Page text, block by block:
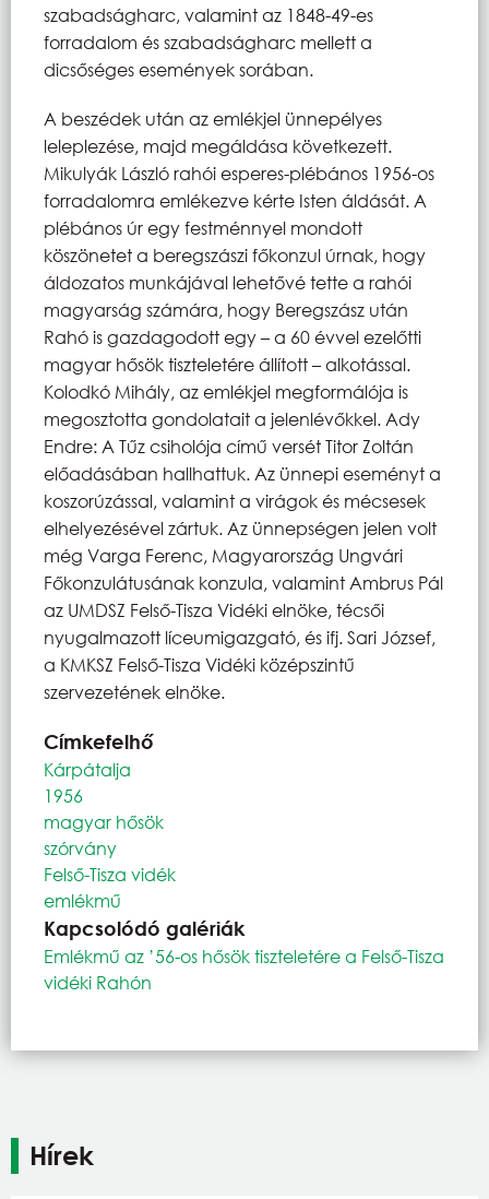
szabadságharc, valamint az 1848-49-es
forradalom és szabadságharc mellett a
dicsőséges események sorában.
A beszédek után az emlékjel ünnepélyes
leleplezése, majd megáldása következett.
Mikulyák László rahói esperes-plébános 1956-os
forradalomra emlékezve kérte Isten áldását. A
plébános úr egy festménnyel mondott
köszönetet a beregszászi főkonzul úrnak, hogy
áldozatos munkájával lehetővé tette a rahói
magyarság számára, hogy Beregszász után
Rahó is gazdagodott egy – a 60 évvel ezelőtti
magyar hősök tiszteletére állított – alkotással.
Kolodkó Mihály, az emlékjel megformálója is
megosztotta gondolatait a jelenlévőkkel. Ady
Endre: A Tűz csiholója című versét Titor Zoltán
előadásában hallhattuk. Az ünnepi eseményt a
koszorúzással, valamint a virágok és mécsesek
elhelyezésével zártuk. Az ünnepségen jelen volt
még Varga Ferenc, Magyarország Ungvári
Főkonzulátusának konzula, valamint Ambrus Pál
az UMDSZ Felső-Tisza Vidéki elnöke, técsői
nyugalmazott líceumigazgató, és ifj. Sari József,
a KMKSZ Felső-Tisza Vidéki középszintű
szervezetének elnöke.
Címkefelhő
Kárpátalja
1956
magyar hősök
szórvány
Felső-Tisza vidék
emlékmű
Kapcsolódó galériák
Emlékmű az ’56-os hősök tiszteletére a Felső-Tisza
vidéki Rahón
Hírek